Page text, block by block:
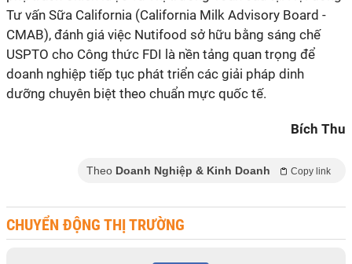
Tư vấn Sữa California (California Milk Advisory Board -
USPTO cho Công thức FDI là nền tảng quan trọng để
doanh nghiệp tiếp tục phát triển các giải pháp dinh
Bích Thu
Theo Doanh Nghiệp & Kinh Doanh Copy link
CHUYỂN ĐỘNG THỊ TRƯỜNG